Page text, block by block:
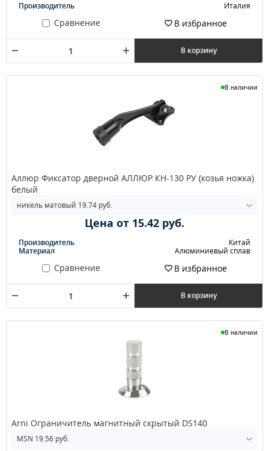
Производитель Италия
Сравнение В избранное
В корзину
В наличии
Аллюр Фиксатор дверной АЛЛЮР КН-130 РУ (козья ножка)
белый
Цена от 15.42 руб.
Производитель
Китай
Материал
Алюминиевый сплав
Сравнение В избранное
В корзину
В наличии
Arni Ограничитель магнитный скрытый DS140